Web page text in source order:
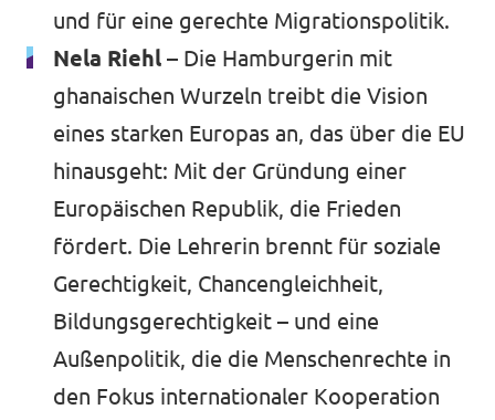
und für eine gerechte Migrationspolitik.
Nela Riehl – Die Hamburgerin mit
ghanaischen Wurzeln treibt die Vision
eines starken Europas an, das über die EU
hinausgeht: Mit der Gründung einer
Europäischen Republik, die Frieden
fördert. Die Lehrerin brennt für soziale
Gerechtigkeit, Chancengleichheit,
Bildungsgerechtigkeit – und eine
Außenpolitik, die die Menschenrechte in
den Fokus internationaler Kooperation